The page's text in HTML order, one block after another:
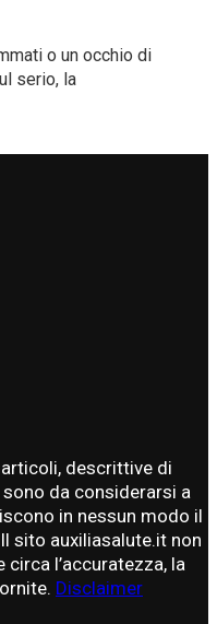
o un occhio di
serio, la
descrittive di
da considerarsi a
in nessun modo il
sito auxiliasalute.it non
l’accuratezza, la
Disclaimer